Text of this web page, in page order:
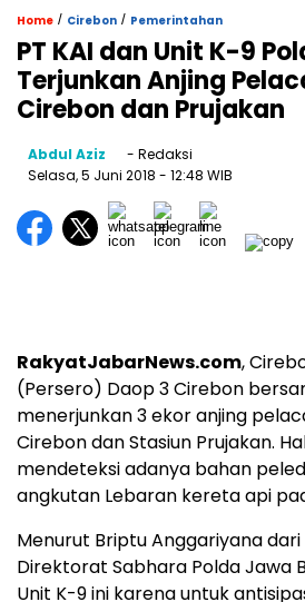
Home / Cirebon / Pemerintahan
PT KAI dan Unit K-9
Terjunkan Anjing
Cirebon dan Prujakan
Abdul Aziz
- Redaksi
Selasa, 5 Juni 2018 - 12:48 WIB
RakyatJabarNews.com,
(Persero) Daop 3 Cirebon
menerjunkan 3 ekor anjing
Cirebon dan Stasiun Prujakan.
mendeteksi adanya bahan
angkutan Lebaran kereta api
Menurut Briptu Anggariyana
Direktorat Sabhara Polda Jawa
Unit K-9 ini karena untuk